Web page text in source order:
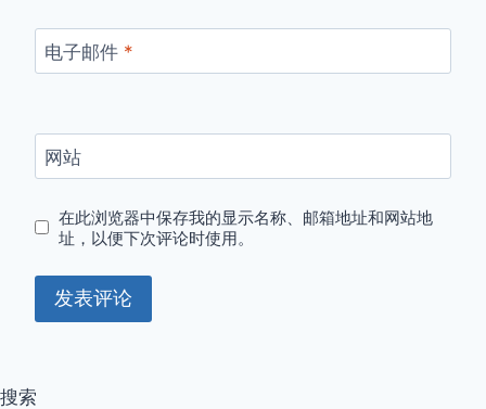
电子邮件 *
网站
在此浏览器中保存我的显示名称、邮箱地址和网站地
址，以便下次评论时使用。
搜索